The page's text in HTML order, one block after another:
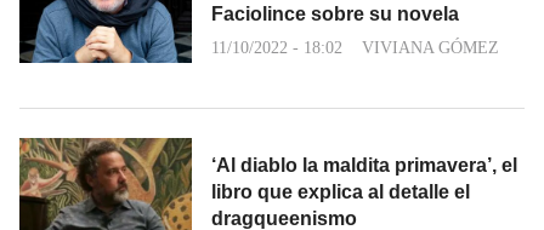
Faciolince sobre su novela
11/10/2022 - 18:02 VIVIANA GÓMEZ
‘Al diablo la maldita primavera’, el
libro que explica al detalle el
dragqueenismo